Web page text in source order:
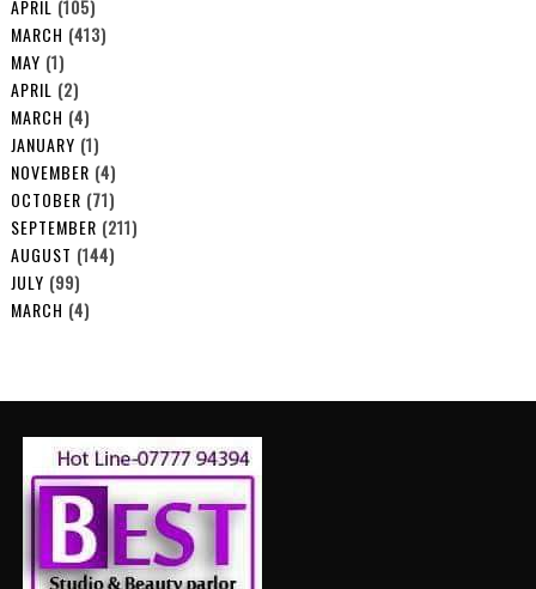
APRIL (105)
MARCH (413)
MAY (1)
APRIL (2)
MARCH (4)
JANUARY (1)
NOVEMBER (4)
OCTOBER (71)
SEPTEMBER (211)
AUGUST (144)
JULY (99)
MARCH (4)